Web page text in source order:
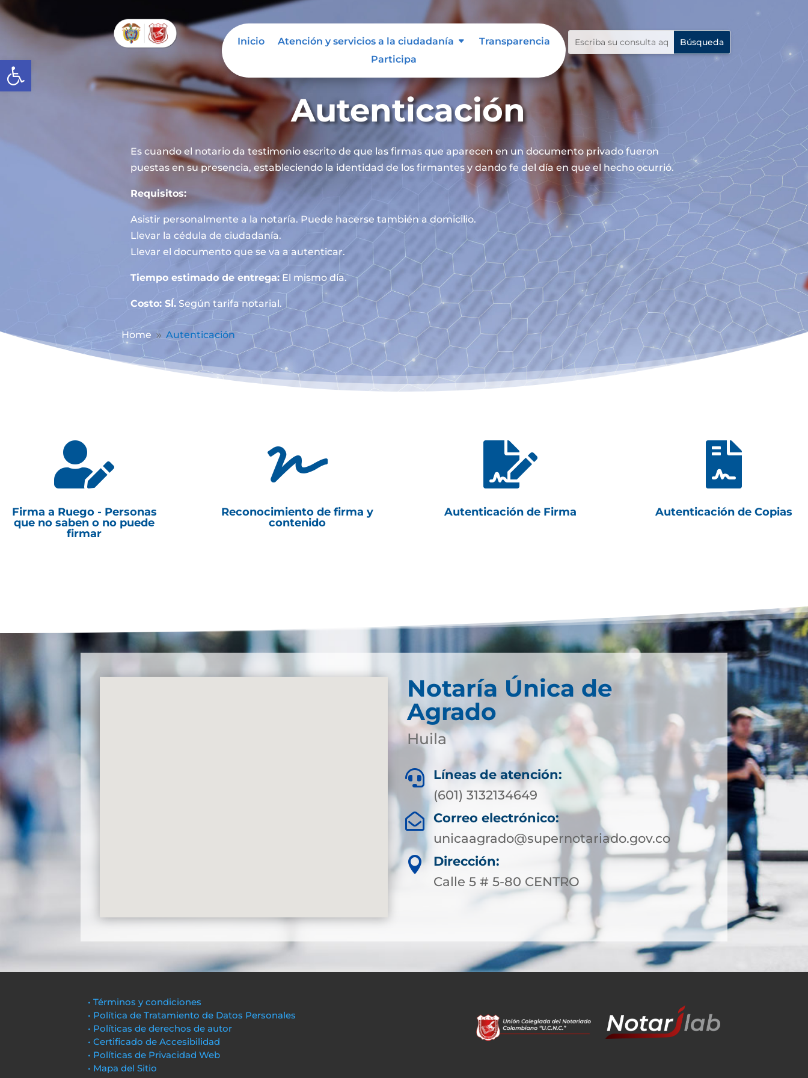
Abrir barra de herramientas
Inicio Atención y servicios a la ciudadanía
Transparencia
Participa
Autenticación
Es cuando el notario da testimonio escrito de que las firmas que aparecen en un documento privado fueron
puestas en su presencia, estableciendo la identidad de los firmantes y dando fe del día en que el hecho ocurrió.
Requisitos:
Asistir personalmente a la notaría. Puede hacerse también a domicilio.
Llevar la cédula de ciudadanía.
Llevar el documento que se va a autenticar.
Tiempo estimado de entrega:El mismo día.
Costo: SÍ.Según tarifa notarial.
Home 9 Autenticación

Firma a Ruego - Personas
que no saben o no puede
firmar

Reconocimiento de firma y
contenido

Autenticación de Firma

Autenticación de Copias
Notaría Única de
Agrado
Huila

Líneas de atención:
(601) 3132134649

Correo electrónico:
unicaagrado@supernotariado.gov.co

Dirección:
Calle 5 # 5-80 CENTRO
• Términos y condiciones
• Política de Tratamiento de Datos Personales
• Políticas de derechos de autor
• Certificado de Accesibilidad
• Políticas de Privacidad Web
• Mapa del Sitio